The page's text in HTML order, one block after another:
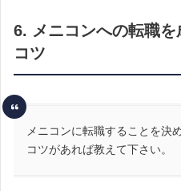
6. メニコンへの転職
コツ
メニコンに転職することを決
コツがあれば教えて下さい。